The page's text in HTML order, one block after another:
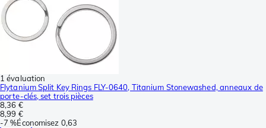
1 évaluation
Flytanium Split Key Rings FLY-0640, Titanium Stonewashed, anneaux de
porte-clés, set trois pièces
8,36 €
8,99 €
-7 %Économisez 0,63